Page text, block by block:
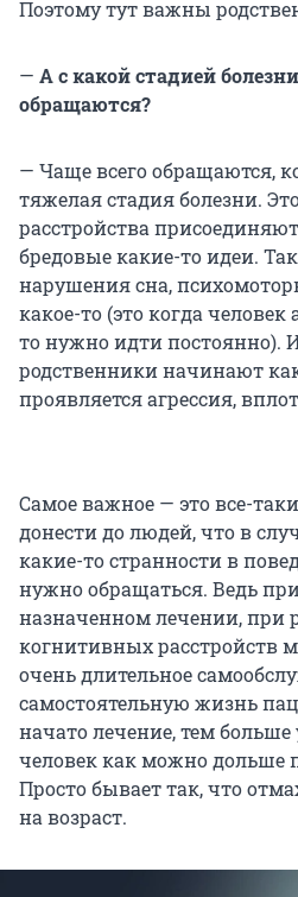
Поэтому тут важны
— А с какой стадией
обращаются?
— Чаще всего обращаются,
тяжелая стадия болезни.
расстройства
бредовые какие-то идеи.
нарушения сна,
какое-то (это когда
то нужно идти постоянно).
родственники начинают
проявляется агрессия,
Самое важное — это все-
донести до людей, что в
какие-то странности в
нужно обращаться. Ведь
назначенном лечении, при
когнитивных расстройств
очень длительное
самостоятельную жизнь
начато лечение, тем больше
человек как можно дольше
Просто бывает так, что
на возраст.